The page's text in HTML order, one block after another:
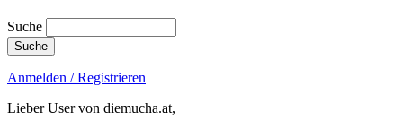
Suche
Anmelden / Registrieren
Lieber User von diemucha.at,